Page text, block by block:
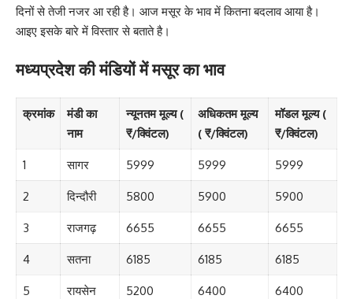
दिनों से तेजी नजर आ रही है। आज मसूर के भाव में कितना बदलाव आया है।
आइए इसके बारे में विस्तार से बताते है।
मध्यप्रदेश की मंडियों में मसूर का भाव
क्रमांक
मंडी का
नाम
न्यूनतम मूल्य (
₹/क्विंटल)
अधिकतम मूल्य
( ₹/क्विंटल)
मॉडल मूल्य (
₹/क्विंटल)
1 सागर 5999 5999 5999
2 दिन्दौरी 5800 5900 5900
3 राजगढ़ 6655 6655 6655
4 सतना 6185 6185 6185
5 रायसेन 5200 6400 6400